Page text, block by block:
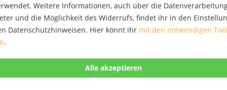
Weitere Informationen, auch über die
und die Möglichkeit des Widerrufs, findet ihr in den
Datenschutzhinweisen. Hier könnt ihr mit den notwendigen
.
Gesammelte Werke in
deutscher Sprache. .2
This is the eighth German edition
translation as well as all quotations
have been carefully checked, and
in an afterword Hubert Kiesewetter